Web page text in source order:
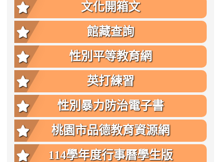
文化開箱文
館藏查詢
性別平等教育網
英打練習
性別暴力防治電子書
桃園市品德教育資源網
114學年度行事曆學生版